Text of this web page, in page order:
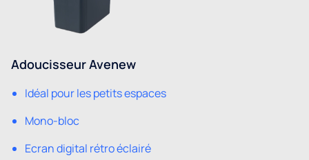
Adoucisseur Avenew
Idéal pour les petits espaces
Mono-bloc
Ecran digital rétro éclairé